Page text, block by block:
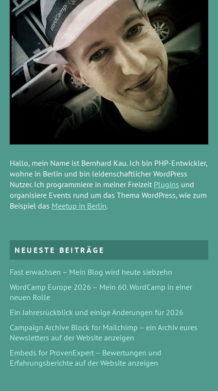
Hallo, mein Name ist Bernhard Kau. Ich bin PHP-Entwickler,
wohne in Berlin und bin leidenschaftlicher WordPress
Nutzer. Ich programmiere in meiner Freizeit Plugins und
organisiere Events rund um das Thema WordPress, wie zum
Beispiel das Meetup in Berlin.
NEUESTE BEITRÄGE
Fast erwachsen – Mein Blog wird heute siebzehn
WordCamp Europe 2026 – Mein 60. WordCamp in einer
neuen Rolle
Ein Jahresrückblick und einige Änderungen für 2026
Campaign Archive Block for Mailchimp – ein Archiv eures
Newsletters auf der Website anzeigen
Embeds for ProvenExpert – Bewertungen und
Erfahrungsberichte auf der Website anzeigen